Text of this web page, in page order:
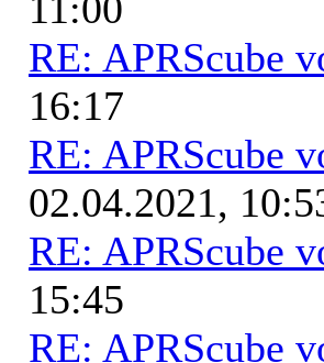
RE: APRScube
16:17
RE: APRScube
02.04.2021,
RE: APRScube
15:45
RE: APRScube